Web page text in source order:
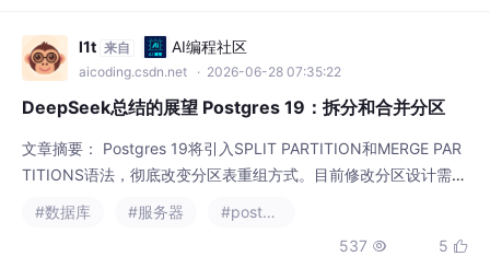
l1t 来自 AI编程社区
aicoding.csdn.net · 2026-06-28 07:35:22
DeepSeek总结的展望 Postgres 19：拆分和合并分区
文章摘要： Postgres 19将引入SPLIT PARTITION和MERGE PAR
TITIONS语法，彻底改变分区表重组方式。目前修改分区设计需要
繁琐的手动操作，而新功能允许通过单个语句完成分区拆分与合
并。演示案例显示，用户可将季度分区拆分为月度分区（SPLIT P
ARTITION），或将旧分区合并回更大时间范围（MERGE PARTITI
#数据库 #服务器
#postgresql
537  5 